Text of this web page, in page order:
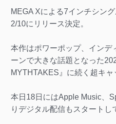
MEGA Xによる7インチシン
2/10にリリース決定。
本作はポワーポップ、インデ
ーンで大きな話題となった
MYTHTAKES』に続く超キャ
本日18日にはApple Music、
りデジタル配信もスタートし